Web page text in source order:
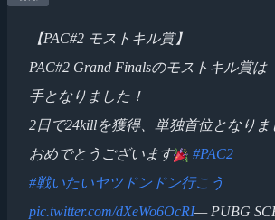
【PAC#2 モストキル賞】
PAC#2 Grand Finalsのモストキル賞は
手となりました！
2日で24killを獲得、単独首位となりま
おめでとうございます
#PAC2
#戦いたいヤツドンドン行こう
pic.twitter.com/dXeWo6OcRI— PUBG